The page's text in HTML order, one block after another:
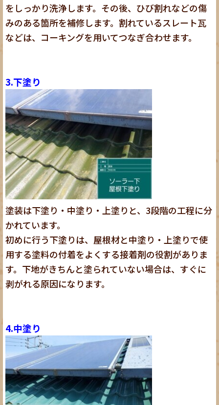
をしっかり洗浄します。その後、ひび割れなどの傷
みのある箇所を補修します。割れているスレート瓦
などは、コーキングを用いてつなぎ合わせます。
3.下塗り
塗装は下塗り・中塗り・上塗りと、3段階の工程に分
かれています。
初めに行う下塗りは、屋根材と中塗り・上塗りで使
用する塗料の付着をよくする接着剤の役割がありま
す。下地がきちんと塗られていない場合は、すぐに
剥がれる原因になります。
4.中塗り